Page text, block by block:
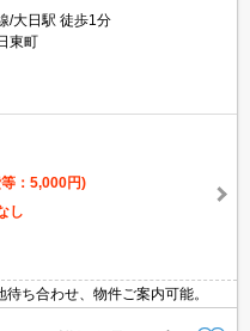
/大日駅 徒歩1分
東町
：5,000円)
し
ち合わせ、物件ご案内可能。